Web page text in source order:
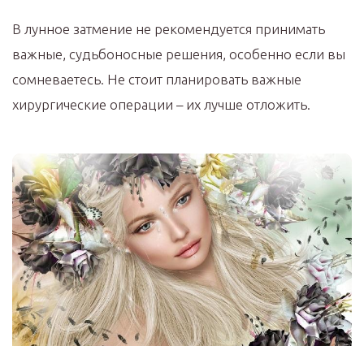
В лунное затмение не рекомендуется принимать
важные, судьбоносные решения, особенно если вы
сомневаетесь. Не стоит планировать важные
хирургические операции – их лучше отложить.